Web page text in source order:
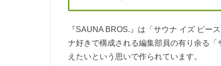
『SAUNA BROS.』は「サウナ イズ ピー
ナ好きで構成される編集部員の有り余る
えたいという思いで作られています。